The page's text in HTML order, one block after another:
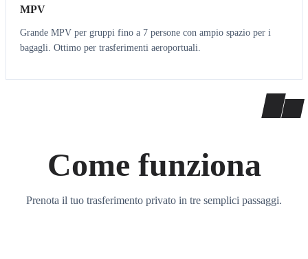
MPV
Grande MPV per gruppi fino a 7 persone con ampio spazio per i
bagagli. Ottimo per trasferimenti aeroportuali.
Come funziona
Prenota il tuo trasferimento privato in tre semplici passaggi.